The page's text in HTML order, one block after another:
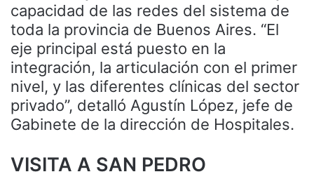
capacidad de las redes del sistema de
toda la provincia de Buenos Aires. “El
eje principal está puesto en la
integración, la articulación con el primer
nivel, y las diferentes clínicas del sector
privado”, detalló Agustín López, jefe de
Gabinete de la dirección de Hospitales.
VISITA A SAN PEDRO